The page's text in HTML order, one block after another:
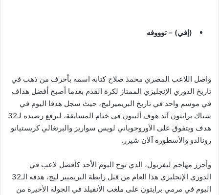
(إفي) – توووفه
واصل اللاعب المصري محمد صلاح كتابة اسمه بأحرف من ذهب في
تاريخ الدوري الإنجليزي الممتاز لكرة القدم بعدما أصبح أفضل هداف
في موسم واحد في تاريخ البريميرليج، حيث سجل هدفا اليوم في
شباك برايتون آند هوف ألبيون في ختام المسابقة، ليرفع رصيده لـ32
هدف ويتفوق على الأوروجوياني لويس سواريز والبرتغالي كريستيانو
رونالدو والأسطورة آلان شيرر.
وأحرز مهاجم ليفربول، الذي توج اليوم الأحد كأفضل لاعب في
الدوري الإنجليزي هذا العام من قبل رابطة البريميير ليج، هدفه الـ32
اليوم في مرمي برايتون على ملعب الأنفيلد في الجولة الأخيرة من